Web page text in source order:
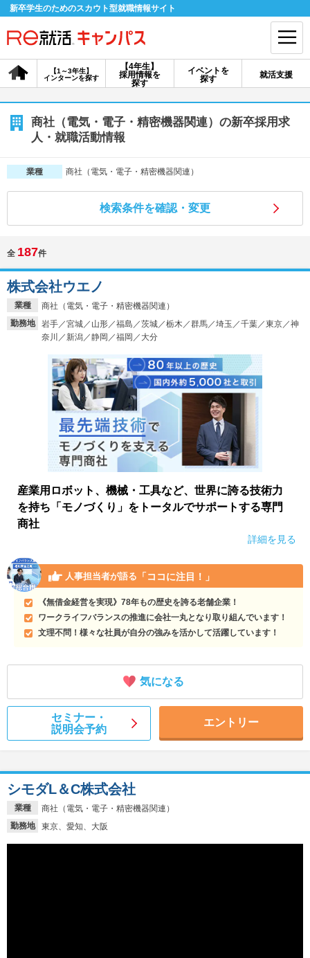
新卒学生のためのスカウト型就職情報サイト
【4年生】
採用情報を
探す
【1～3年生】
インターンを探す
イベントを
探す
就活支援
会員登録 ログイン
会員ID・パスワードを忘れた方はこちら
説明会を探す
インターンを探す
イベントを探す
就活ノウハウ・サポート
就活支援
お役立ち記事・相談室など
適職診断
あなたに合う仕事を診断！
就活チャンネル
動画で対策講座をチェック
就活ニュースペーパー
就活時事ニュースを更新
よくある質問
不明点があればこちら
商社（電気・電子・精密機器関連）の新卒採用求
人・就職活動情報
業種 商社（電気・電子・精密機器関連）
検索条件を確認・変更
全 187件
業種
商社（電気・電子・精密機器関連）
勤務地
岩手／宮城／山形／福島／茨城／栃木／群馬／埼玉／千葉／東京／神
奈川／新潟／静岡／福岡／大分
株式会社ウエノ
産業用ロボット、機械・工具など、世界に誇る技術力
を持ち「モノづくり」をトータルでサポートする専門
商社
詳細を見る
人事担当者が語る 「ココに注目！」
《無借金経営を実現》78年もの歴史を誇る老舗企業！
ワークライフバランスの推進に会社一丸となり取り組んでいます！
文理不問！様々な社員が自分の強みを活かして活躍しています！
気になる
セミナー・
説明会予約
エントリー
業種
商社（電気・電子・精密機器関連）
勤務地
東京、愛知、大阪
シモダL＆C株式会社